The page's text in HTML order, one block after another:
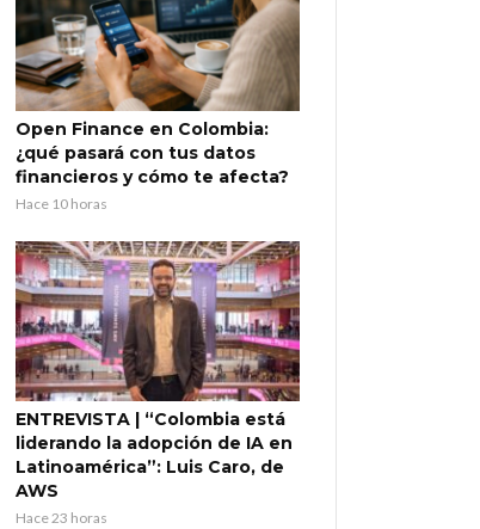
Open Finance en Colombia:
¿qué pasará con tus datos
financieros y cómo te afecta?
Hace 10 horas
ENTREVISTA | “Colombia está
liderando la adopción de IA en
Latinoamérica”: Luis Caro, de
AWS
Hace 23 horas